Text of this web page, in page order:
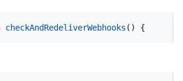
checkAndRedeliverWebhooks ( ) {